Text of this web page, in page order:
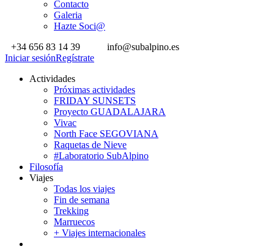
Contacto
Galeria
Hazte Soci@
+34 656 83 14 39
info@subalpino.es
Iniciar sesiónRegístrate
Actividades
Próximas actividades
FRIDAY SUNSETS
Proyecto GUADALAJARA
Vivac
North Face SEGOVIANA
Raquetas de Nieve
#Laboratorio SubAlpino
Filosofía
Viajes
Todas los viajes
Fin de semana
Trekking
Marruecos
+ Viajes internacionales